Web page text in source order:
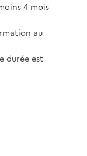
4 mois
au
durée est